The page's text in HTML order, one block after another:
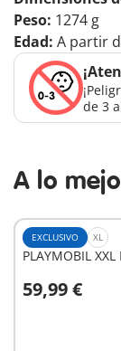
Peso: 1274 g
Edad: A partir
de 3
A lo
EXCLUSIVO XL
PLAYMOBIL
59,99 €
A la cesta